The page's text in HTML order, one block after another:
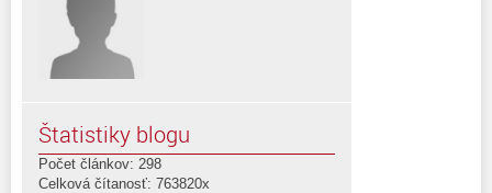
Štatistiky blogu
Počet článkov: 298
Celková čítanosť: 763820x